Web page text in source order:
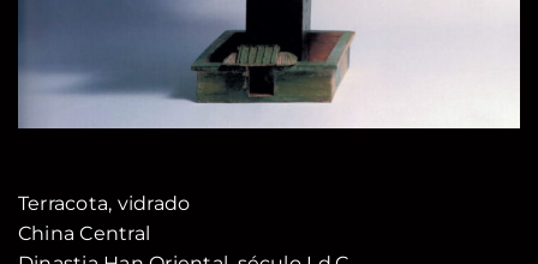
Terracota, vidrado
China Central